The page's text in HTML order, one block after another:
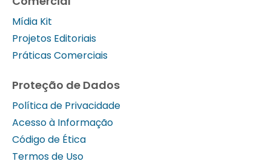
Mídia Kit
Projetos Editoriais
Práticas Comerciais
Proteção de Dados
Política de Privacidade
Acesso à Informação
Código de Ética
Termos de Uso